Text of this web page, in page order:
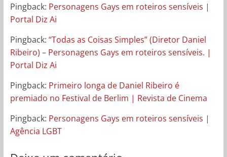
Pingback: Personagens Gays em roteiros sensíveis |
Portal Diz Ai
Pingback: “Todas as Coisas Simples” (Diretor Daniel
Ribeiro) – Personagens Gays em roteiros sensíveis. |
Portal Diz Ai
Pingback: Primeiro longa de Daniel Ribeiro é
premiado no Festival de Berlim | Revista de Cinema
Pingback: Personagens Gays em roteiros sensíveis |
Agência LGBT